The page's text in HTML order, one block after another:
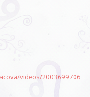
videos/2003699706